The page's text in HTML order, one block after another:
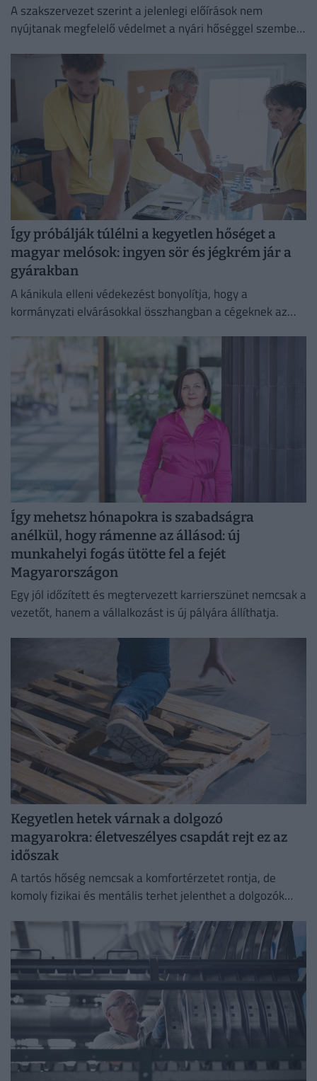
A szakszervezet szerint a jelenlegi előírások nem
nyújtanak megfelelő védelmet a nyári hőséggel szemben,
védelmében.
Így próbálják túlélni a kegyetlen hőséget a
magyar melósok: ingyen sör és jégkrém jár a
gyárakban
A kánikula elleni védekezést bonyolítja, hogy a
kormányzati elvárásokkal összhangban a cégeknek az
Így mehetsz hónapokra is szabadságra
anélkül, hogy rámenne az állásod: új
munkahelyi fogás ütötte fel a fejét
Magyarországon
Egy jól időzített és megtervezett karrierszünet nemcsak a
vezetőt, hanem a vállalkozást is új pályára állíthatja.
Kegyetlen hetek várnak a dolgozó
magyarokra: életveszélyes csapdát rejt ez az
időszak
A tartós hőség nemcsak a komfortérzetet rontja, de
komoly fizikai és mentális terhet jelenthet a dolgozók